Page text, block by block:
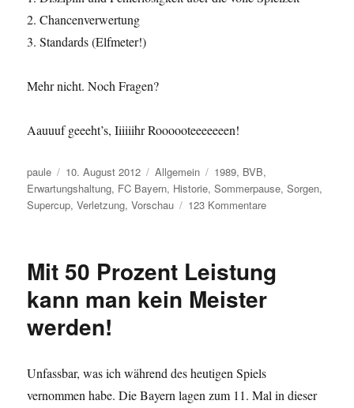
2. Chancenverwertung
3. Standards (Elfmeter!)
Mehr nicht. Noch Fragen?
Aauuuf geeeht’s, Iiiiiihr Roooooteeeeeeen!
Autor
paule
Veröffentlicht
am
10. August 2012 Kategorien
Allgemein Schlagwörter
1989, BVB,
Erwartungshaltung, FC Bayern, Historie,Sommerpause,Sorgen,
Supercup,Verletzung,Vorschau 123 Kommentarezu
Irgendwie.
Oder
einfach
Mit 50 Prozent Leistung
kann man kein Meister
werden!
Unfassbar, was ich während des heutigen Spiels
vernommen habe. Die Bayern lagen zum 11. Mal in dieser